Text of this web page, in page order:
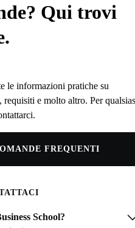
Qui trovi
le informazioni pratiche su
e molto altro. Per
FREQUENTI
School?